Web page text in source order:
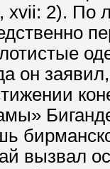
2). По
он
вызвал